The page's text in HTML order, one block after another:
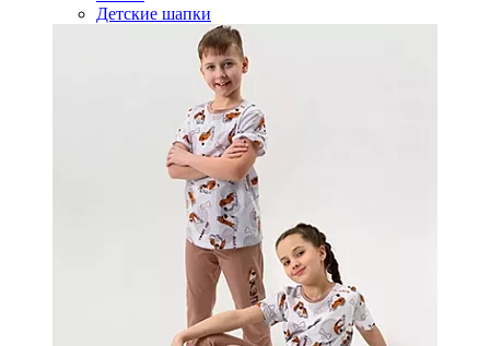
Детские шапки